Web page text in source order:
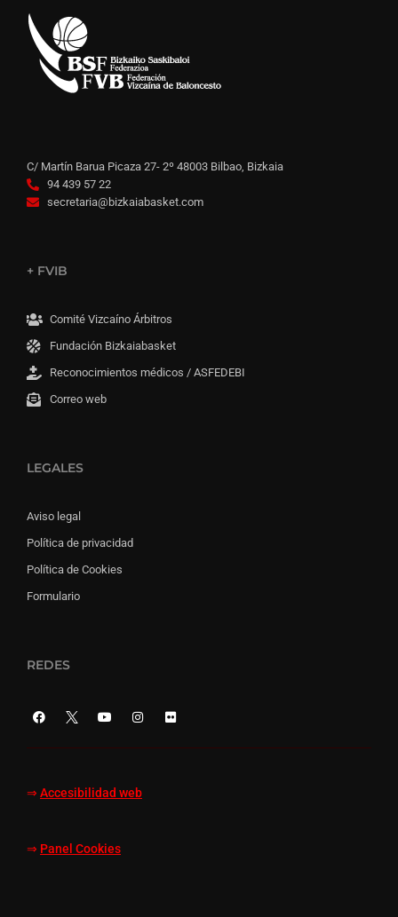
C/ Martín Barua Picaza 27- 2º 48003 Bilbao, Bizkaia
94 439 57 22
secretaria@bizkaiabasket.com
+ FVIB
Comité Vizcaíno Árbitros
Fundación Bizkaiabasket
Reconocimientos médicos / ASFEDEBI
Correo web
LEGALES
Aviso legal
Política de privacidad
Política de Cookies
Formulario
REDES
⇒ Accesibilidad web
⇒ Panel Cookies